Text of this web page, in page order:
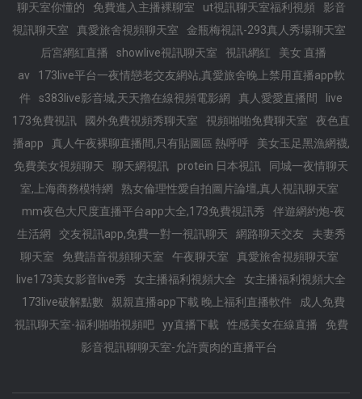
聊天室你懂的
免費進入主播裸聊室 ut視訊聊天室福利視頻
影音
視訊聊天室
真愛旅舍視頻聊天室
金瓶梅視訊-293真人秀場聊天室
后宮網紅直播
showlive視訊聊天室 視訊網紅
美女 直播
av
173live平台一夜情戀老交友網站,真愛旅舍晚上禁用直播app軟
件
s383live影音城,天天擼在線視頻電影網 真人愛愛直播間
live
173免費視訊
國外免費視頻秀聊天室 視頻啪啪免費聊天室
夜色直
播app
真人午夜裸聊直播間,只有貼圖區 熱呼呼
美女玉足黑漁網襪,
免費美女視頻聊天
聊天網視訊 protein 日本視訊
同城一夜情聊天
室,上海商務模特網
熟女倫理性愛自拍圖片論壇,真人視訊聊天室
mm夜色大尺度直播平台app大全,173免費視訊秀
伴遊網約炮-夜
生活網
交友視訊app,免費一對一視訊聊天 網路聊天交友
夫妻秀
聊天室
免費語音視頻聊天室 午夜聊天室
真愛旅舍視頻聊天室
live173美女影音live秀
女主播福利視頻大全
女主播福利視頻大全
173live破解點數
親親直播app下載 晚上福利直播軟件
成人免費
視訊聊天室-福利啪啪視頻吧
yy直播下載 性感美女在線直播
免費
影音視訊聊聊天室-允許賣肉的直播平台